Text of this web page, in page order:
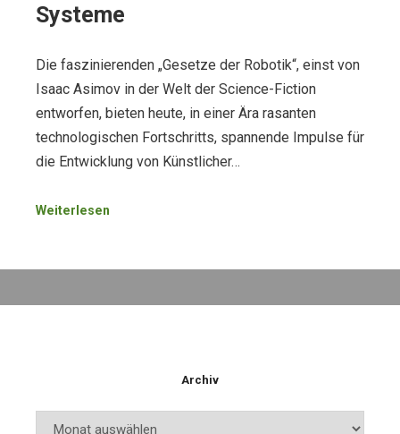
Systeme
Die faszinierenden „Gesetze der Robotik“, einst von
Isaac Asimov in der Welt der Science-Fiction
entworfen, bieten heute, in einer Ära rasanten
technologischen Fortschritts, spannende Impulse für
die Entwicklung von Künstlicher…
Weiterlesen
Archiv
Archiv